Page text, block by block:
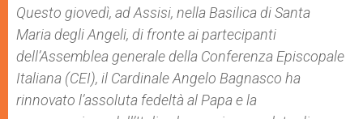
Questo giovedì, ad Assisi, nella Basilica di Santa
Maria degli Angeli, di fronte ai partecipanti
dell’Assemblea generale della Conferenza Episcopale
Italiana (CEI), il Cardinale Angelo Bagnasco ha
rinnovato l’assoluta fedeltà al Papa e la